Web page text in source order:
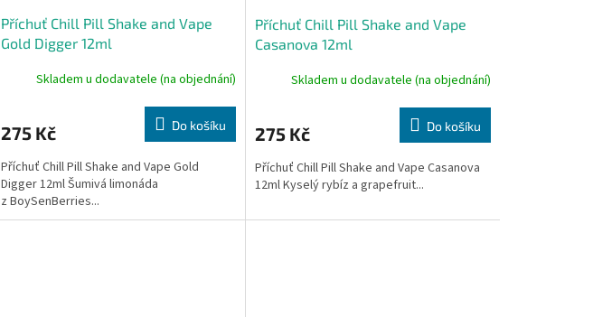
Příchuť Chill Pill Shake and Vape
Gold Digger 12ml
Skladem u dodavatele (na objednání)
275 Kč Do košíku
Příchuť Chill Pill Shake and Vape Gold
Digger 12ml Šumivá limonáda
z BoySenBerries...
Příchuť Chill Pill Shake and Vape
Casanova 12ml
Skladem u dodavatele (na objednání)
275 Kč Do košíku
Příchuť Chill Pill Shake and Vape Casanova
12ml Kyselý rybíz a grapefruit...